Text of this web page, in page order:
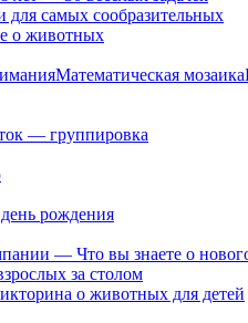
для самых сообразительных
о животных
Математическая мозаика
— группировка
рождения
— Что вы знаете о
за столом
о животных для детей